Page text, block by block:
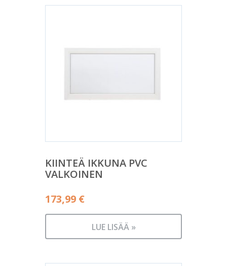
KIINTEÄ IKKUNA PVC
VALKOINEN
173,99 €
LUE LISÄÄ »